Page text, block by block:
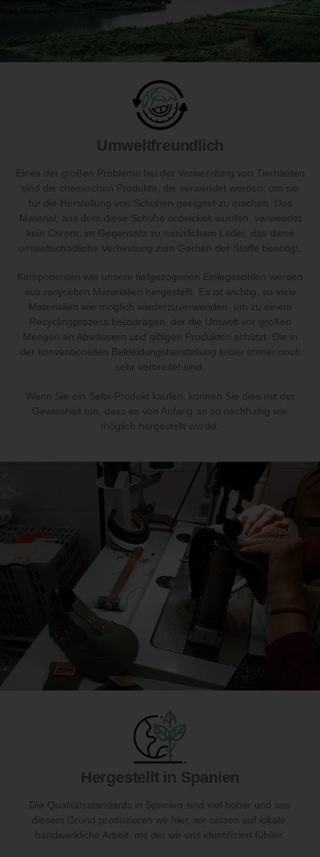
Umweltfreundlich
Eines der großen Probleme bei der Verwendung von Tierhäuten
sind die chemischen Produkte, die verwendet werden, um sie
für die Herstellung von Schuhen geeignet zu machen. Das
Material, aus dem diese Schuhe entwickelt wurden, verwendet
kein Chrom, im Gegensatz zu natürlichem Leder, das diese
umweltschädliche Verbindung zum Gerben der Stoffe benötigt.
Komponenten wie unsere tiefgezogenen Einlegesohlen werden
aus recycelten Materialien hergestellt. Es ist wichtig, so viele
Materialien wie möglich wiederzuverwenden, um zu einem
Recyclingprozess beizutragen, der die Umwelt vor großen
Mengen an Abwässern und giftigen Produkten schützt. Die in
der konventionellen Bekleidungsherstellung leider immer noch
sehr verbreitet sind.
Wenn Sie ein Selbi-Produkt kaufen, können Sie dies mit der
Gewissheit tun, dass es von Anfang an so nachhaltig wie
möglich hergestellt wurde.
Hergestellt in Spanien
Die Qualitätsstandards in Spanien sind viel höher und aus
diesem Grund produzieren wir hier, wir setzen auf lokale,
handwerkliche Arbeit, mit der wir uns identifiziert fühlen.